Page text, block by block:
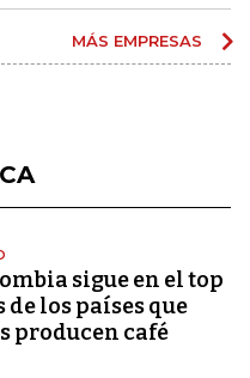
MÁS EMPRESAS
sigue en el top
de los países que
producen café